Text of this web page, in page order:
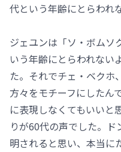
代という年齢にとらわれ
ジェユンは「ソ・ボムソ
いう年齢にとらわれない
た。それでチェ・ベクホ
方々をモチーフにしたん
に表現しなくてもいいと
りが60代の声でした。
明されると思い、本当に